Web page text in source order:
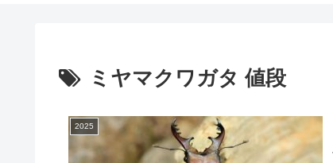
ミヤマクワガタ 値段
2025